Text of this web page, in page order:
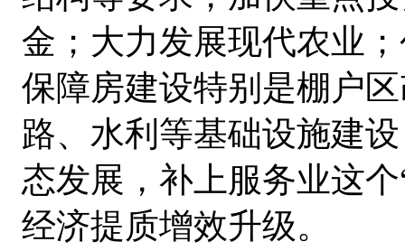
金；大力发展现代农业
保障房建设特别是棚户
路、水利等基础设施建
态发展，补上服务业这
经济提质增效升级。